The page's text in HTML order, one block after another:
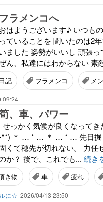
フラメンコへ
おはようございます♪ いつも
っていることを 聞いたのは2
いました 姿勢がいいし 頑張
ん、私達にはわからない 素
日記 フラメンコ メ
09:24
、車、パワー
. せっかく気候が良くなって
＊ … * … ＊ … * … 先日掘
固くて穂先が切れない。 力任
か？ 後で、これでも... 続き
き物 車 疲れ
に☆ 2026/04/13 23:50